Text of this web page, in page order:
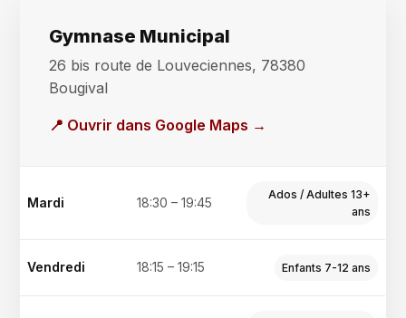
Gymnase Municipal
26 bis route de Louveciennes, 78380
Bougival
📍 Ouvrir dans Google Maps →
Mardi 18:30 – 19:45
Ados / Adultes 13+
ans
Vendredi 18:15 – 19:15 Enfants 7-12 ans